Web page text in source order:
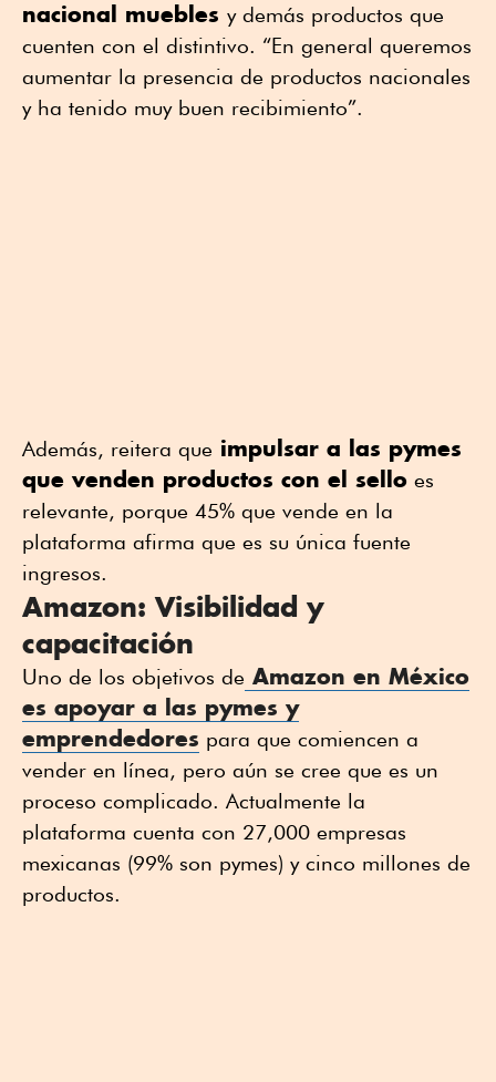
nacional muebles y demás productos que
cuenten con el distintivo. “En general queremos
aumentar la presencia de productos nacionales
y ha tenido muy buen recibimiento”.
Además, reitera que impulsar a las pymes
que venden productos con el sello es
relevante, porque 45% que vende en la
plataforma afirma que es su única fuente
ingresos.
Amazon: Visibilidad y
capacitación
Uno de los objetivos de Amazon en México
es apoyar a las pymes y
emprendedores para que comiencen a
vender en línea, pero aún se cree que es un
proceso complicado. Actualmente la
plataforma cuenta con 27,000 empresas
mexicanas (99% son pymes) y cinco millones de
productos.